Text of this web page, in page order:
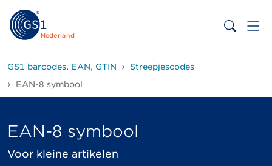
Nederland
GS1 barcodes, EAN, GTIN
Streepjescodes
EAN-8 symbool
EAN-8 symbool
Voor kleine artikelen